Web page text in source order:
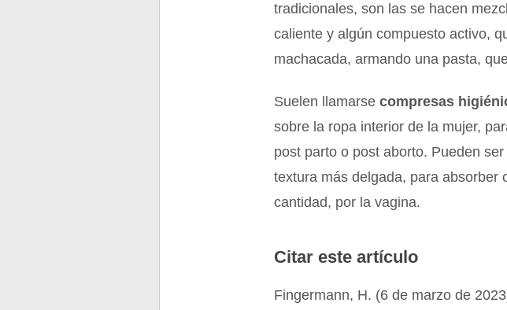
tradicionales, son las se hacen
caliente y algún compuesto activo,
machacada, armando una pasta,
Suelen llamarsecompresas
sobre la ropa interior de la mujer,
post parto o post aborto. Pueden
textura más delgada, para absorber
cantidad, por la vagina.
Citar este artículo
Fingermann, H. (6 de marzo de